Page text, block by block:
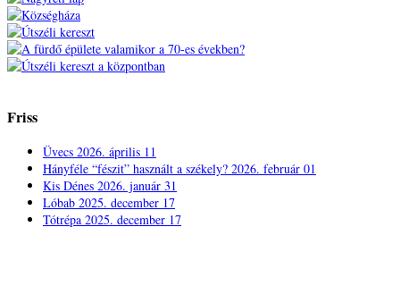
Friss
Üvecs 2026. április 11
Hányféle “fészit” használt a székely? 2026. február 01
Kis Dénes 2026. január 31
Lóbab 2025. december 17
Tótrépa 2025. december 17